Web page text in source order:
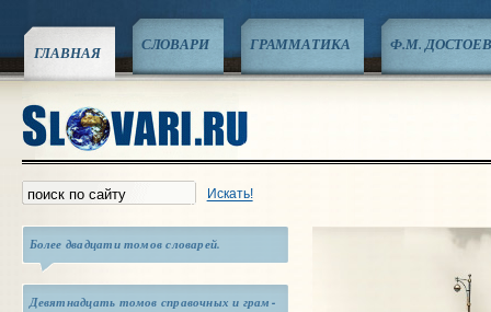
ГЛАВНАЯ СЛОВАРИ ГРАММАТИКА Ф.М.
Искать!
Более двадцати томов сло­варей.
Девят­над­цать томов справоч­ных и грам­